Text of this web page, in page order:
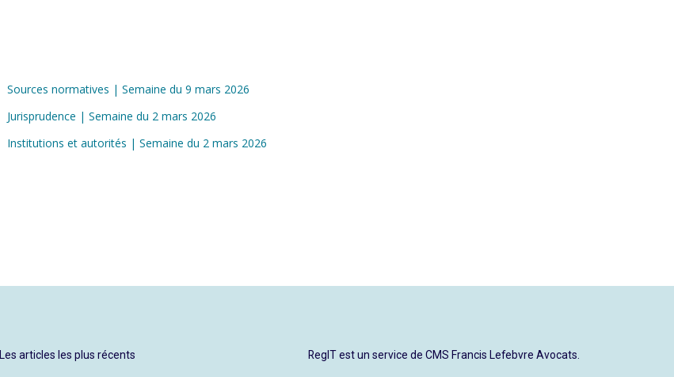
Sources normatives | Semaine du 9 mars 2026
Jurisprudence | Semaine du 2 mars 2026
Institutions et autorités | Semaine du 2 mars 2026
Les articles les plus récents RegIT est un service de CMS Francis Lefebvre Avocats.